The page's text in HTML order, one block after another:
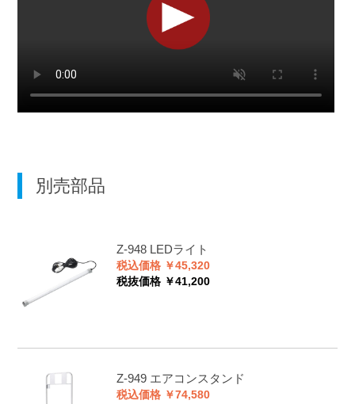
別売部品
Z-948 LEDライト
税込価格 ￥45,320
税抜価格 ￥41,200
Z-949 エアコンスタンド
税込価格 ￥74,580